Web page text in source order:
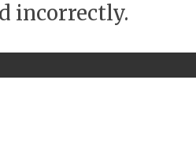
incorrectly.